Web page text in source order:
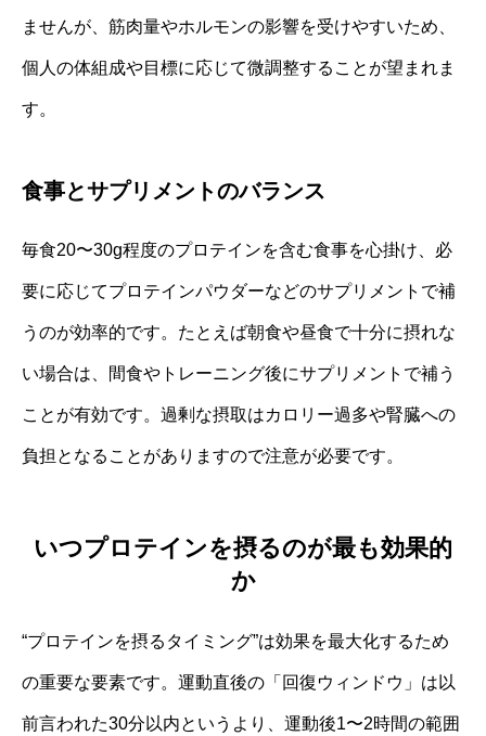
ませんが、筋肉量やホルモンの影響を受けやすいため、
個人の体組成や目標に応じて微調整することが望まれま
す。
食事とサプリメントのバランス
毎食20〜30g程度のプロテインを含む食事を心掛け、必
要に応じてプロテインパウダーなどのサプリメントで補
うのが効率的です。たとえば朝食や昼食で十分に摂れな
い場合は、間食やトレーニング後にサプリメントで補う
ことが有効です。過剰な摂取はカロリー過多や腎臓への
負担となることがありますので注意が必要です。
いつプロテインを摂るのが最も効果的
か
“プロテインを摂るタイミング”は効果を最大化するため
の重要な要素です。運動直後の「回復ウィンドウ」は以
前言われた30分以内というより、運動後1〜2時間の範囲